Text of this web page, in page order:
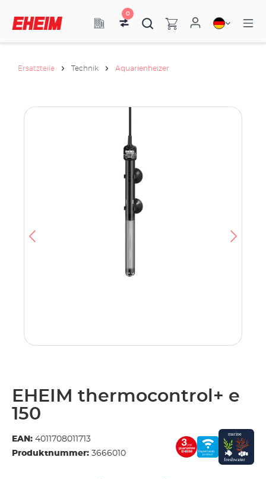
0
Ersatzteile Technik Aquarienheizer
EHEIM thermocontrol+ e
150
EAN: 4011708011713
Produktnummer: 3666010